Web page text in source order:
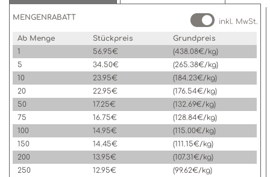
MENGENRABATT
inkl. MwSt.
Ab Menge
Stückpreis
Grundpreis
1
56.95€
(438.08€/kg)
5
34.50€
(265.38€/kg)
10
23.95€
(184.23€/kg)
20
22.95€
(176.54€/kg)
50
17.25€
(132.69€/kg)
75
16.75€
(128.84€/kg)
100
14.95€
(115.00€/kg)
150
14.45€
(111.15€/kg)
200
13.95€
(107.31€/kg)
250
12.95€ (99.62€/kg)